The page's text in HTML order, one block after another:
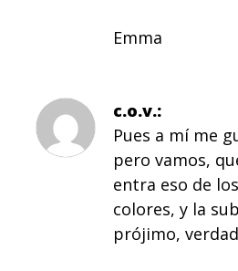
Emma
c.o.v.
Pues a mí me
pero vamos,
entra eso de
colores, y la
prójimo,